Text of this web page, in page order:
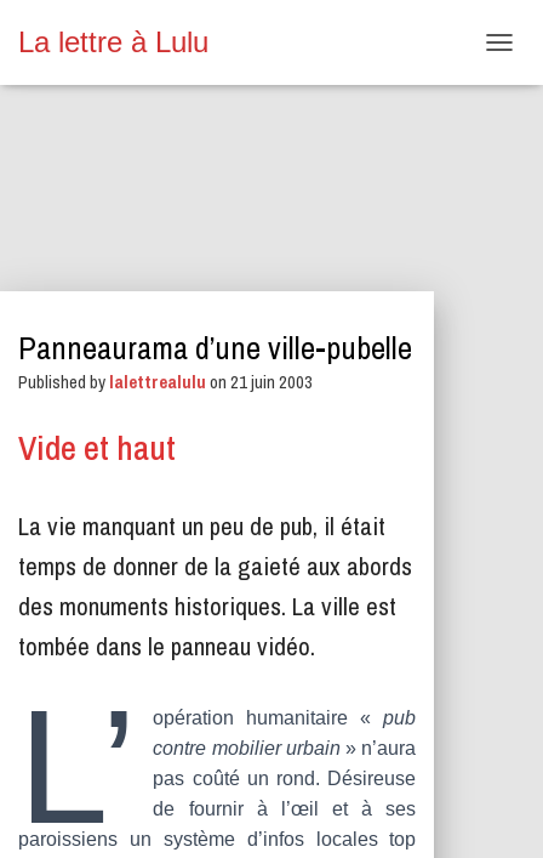
La lettre à Lulu
U
Panneaurama d’une ville-pubelle
Published bylalettrealuluon21 juin 2003
Vide et haut
La vie manquant un peu de pub, il était
temps de donner de la gaieté aux abords
des monuments historiques. La ville est
tombée dans le panneau vidéo.
L’ opération humanitaire «pub
contre mobilier urbain» n’aura
pas coûté un rond. Désireuse
de fournir à l’œil et à ses
paroissiens un système d’infos locales top